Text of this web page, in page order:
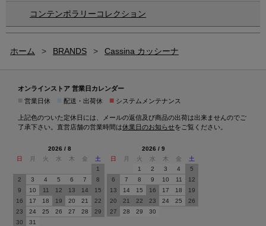
コンテンポラリーコレクション
ホーム > BRANDS > Cassina カッシーナ
オンラインストア 営業日カレンダー
営業日休 配送・出荷休 ■ システムメンテナンス
上記色のついた定休日には、メールの返信及び商品の出荷は出来ませんのでご
了承下さい。直営店舗の営業時間は休業日のお知らせをご覧ください。
2026 / 8
日
月 火 水 木 金
土
1
2
3 4 5 6 7
8
9
10 11 12 13 14
15
16
17 18 19 20 21
22
23
24 25 26 27 28
29
30
31
2026 / 9
日
月 火 水 木 金
土
1
2 3 4
5
6
7 8 9 10 11
12
13
14 15 16 17 18
19
20
21 22 23 24 25
26
27
28 29 30